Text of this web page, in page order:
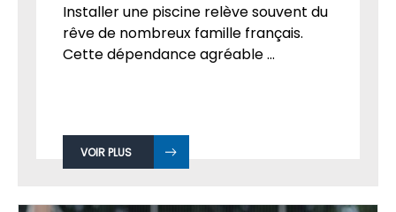
Installer une piscine relève souvent du
rêve de nombreux famille français.
Cette dépendance agréable ...
VOIR PLUS